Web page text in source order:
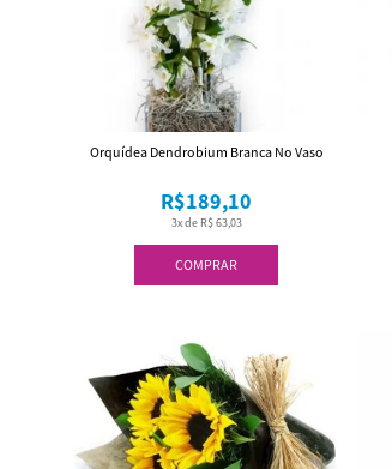
COMPRAR
3x de R$ 63,03
R$189,10
Orquídea Dendrobium Branca No Vaso